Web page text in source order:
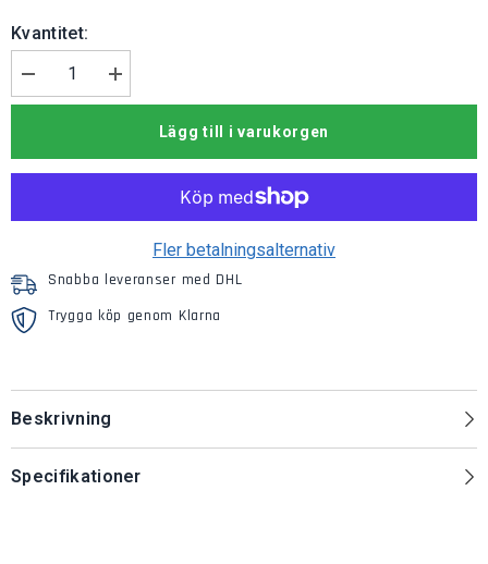
Kvantitet:
Minska
mängden
Toyota
Öka
kvantiteten
Kylarskydd
Toyota
Lägg till i varukorgen
Fler betalningsalternativ
Snabba leveranser med DHL
Trygga köp genom Klarna
Beskrivning
Specifikationer